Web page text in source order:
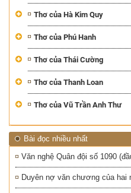
Thơ của Hà Kim Quy
Thơ của Phú Hanh
Thơ của Thái Cường
Thơ của Thanh Loan
Thơ của Vũ Trần Anh Thư
Bài đọc nhiều nhất
Văn nghệ Quân đội số 1090
Duyên nợ văn chương của hai